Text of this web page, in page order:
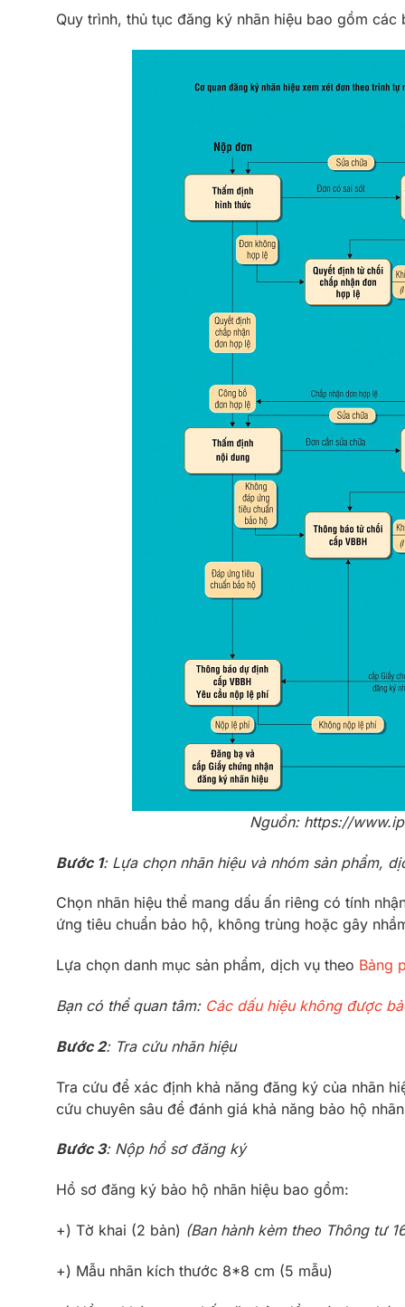
Quy trình, thủ tục đăng ký nhãn hiệu bao gồm các
Nguồn: https://
Bước 1: Lựa chọn nhãn hiệu và nhóm sản phẩm,
Chọn nhãn hiệu thể mang dấu ấn riêng có tính
ứng tiêu chuẩn bảo hộ, không trùng hoặc gây
Lựa chọn danh mục sản phẩm, dịch vụ theo Bảng
Bạn có thể quan tâm: Các dấu hiệu không được
Bước 2: Tra cứu nhãn hiệu
Tra cứu để xác định khả năng đăng ký của nhãn
cứu chuyên sâu để đánh giá khả năng bảo hộ
Bước 3: Nộp hồ sơ đăng ký
Hồ sơ đăng ký bảo hộ nhãn hiệu bao gồm:
+) Tờ khai (2 bản) (Ban hành kèm theo Thông tư
+) Mẫu nhãn kích thước 8*8 cm (5 mẫu)